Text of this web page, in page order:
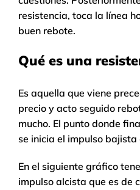
resistencia, toca la línea
buen rebote.
Qué es una
Es aquella que viene
precio y acto seguido
mucho. El punto donde
se inicia el impulso
En el siguiente gráfico
impulso alcista que es de